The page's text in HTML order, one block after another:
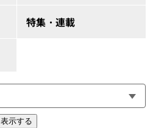
特集・連載
表示する